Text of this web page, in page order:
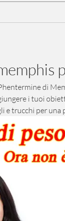
di
i tuoi
e trucchi per una